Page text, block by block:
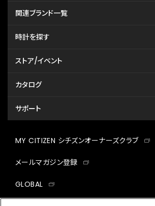
関連ブランド一覧
時計を探す
ストア/イベント
カタログ
サポート
MY CITIZEN シチズンオーナーズクラブ
メールマガジン登録
GLOBAL